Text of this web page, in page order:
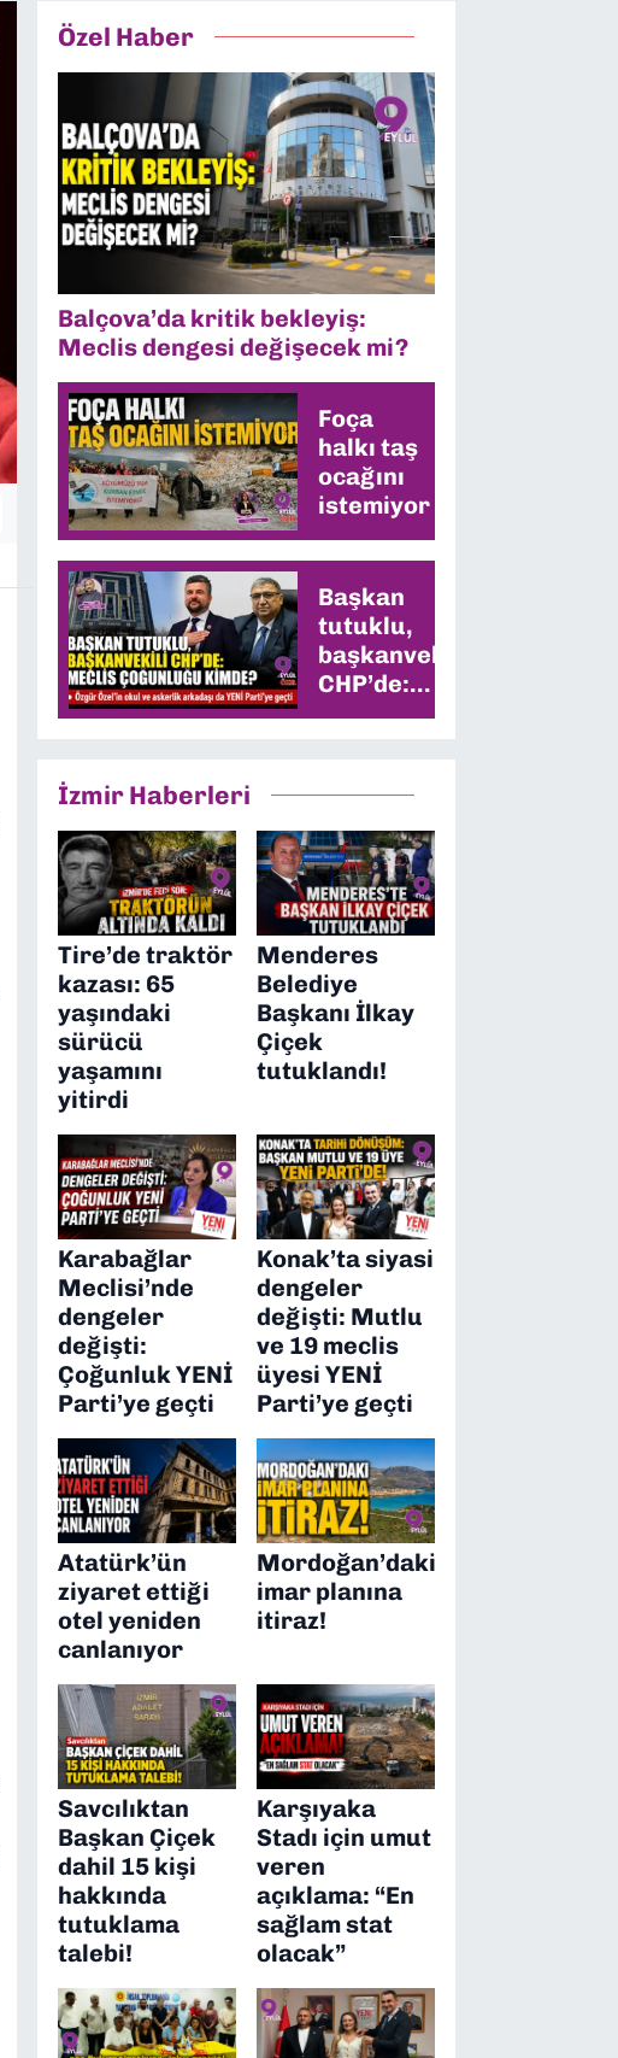
Özel Haber
Balçova’da kritik bekleyiş:
Meclis dengesi değişecek mi?
Foça
halkı taş
ocağını
istemiyor
Başkan
tutuklu,
başkanvekili
CHP’de:
Meclis
İzmir Haberleri
Tire’de traktör
kazası: 65
yaşındaki
sürücü
yaşamını
yitirdi
Menderes
Belediye
Başkanı İlkay
Çiçek
tutuklandı!
Karabağlar
Meclisi’nde
dengeler
değişti:
Çoğunluk YENİ
Parti’ye geçti
Konak’ta siyasi
dengeler
değişti: Mutlu
ve 19 meclis
üyesi YENİ
Parti’ye geçti
Atatürk’ün
ziyaret ettiği
otel yeniden
canlanıyor
Mordoğan’daki
imar planına
itiraz!
Savcılıktan
Başkan Çiçek
dahil 15 kişi
hakkında
tutuklama
talebi!
Karşıyaka
Stadı için umut
veren
açıklama: “En
sağlam stat
olacak”